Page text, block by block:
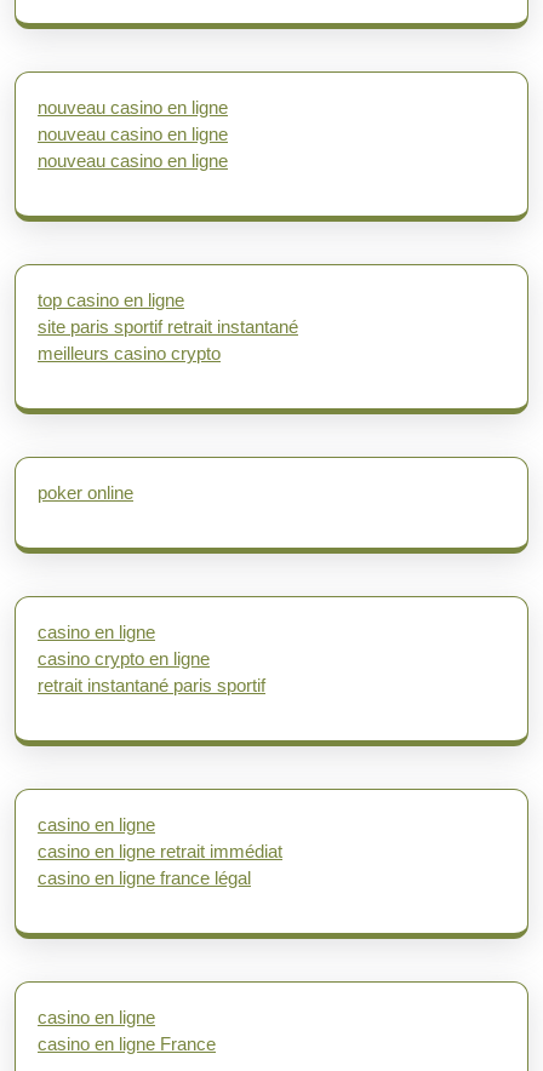
nouveau casino en ligne
nouveau casino en ligne
nouveau casino en ligne
top casino en ligne
site paris sportif retrait instantané
meilleurs casino crypto
poker online
casino en ligne
casino crypto en ligne
retrait instantané paris sportif
casino en ligne
casino en ligne retrait immédiat
casino en ligne france légal
casino en ligne
casino en ligne France